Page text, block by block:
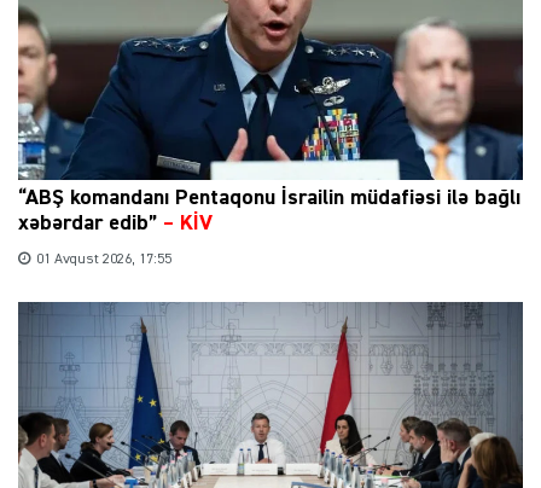
“ABŞ komandanı Pentaqonu İsrailin müdafiəsi ilə bağlı
xəbərdar edib” – KİV
01 Avqust 2026, 17:55